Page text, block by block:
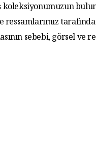
ressamlarımız
sebebi, görsel ve